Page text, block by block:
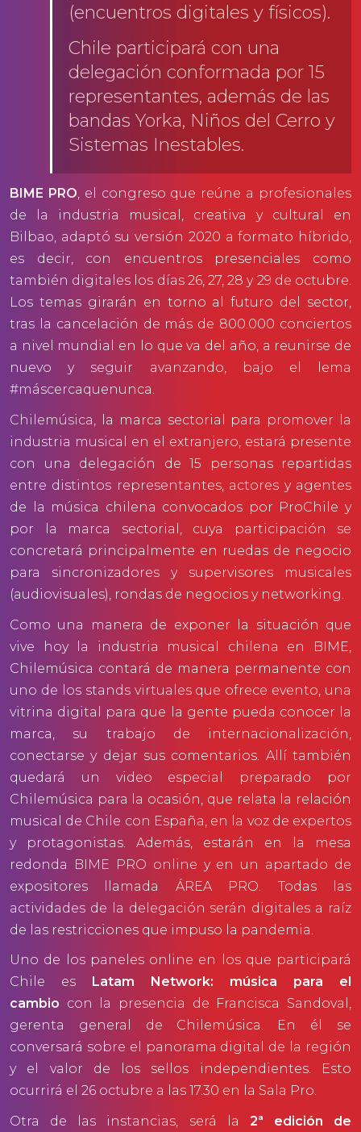
(encuentros digitales y físicos).
Chile participará con una
delegación conformada por 15
representantes, además de las
bandas Yorka, Niños del Cerro y
Sistemas Inestables.
BIME PRO, el congreso que reúne a profesionales
de la industria musical, creativa y cultural en
Bilbao, adaptó su versión 2020 a formato híbrido,
es decir, con encuentros presenciales como
también digitales los días 26, 27, 28 y 29 de octubre.
Los temas girarán en torno al futuro del sector,
tras la cancelación de más de 800.000 conciertos
a nivel mundial en lo que va del año, a reunirse de
nuevo y seguir avanzando, bajo el lema
#máscercaquenunca.
Chilemúsica, la marca sectorial para promover la
industria musical en el extranjero, estará presente
con una delegación de 15 personas repartidas
entre distintos representantes, actores y agentes
de la música chilena convocados por ProChile y
por la marca sectorial, cuya participación se
concretará principalmente en ruedas de negocio
para sincronizadores y supervisores musicales
(audiovisuales), rondas de negocios y networking.
Como una manera de exponer la situación que
vive hoy la industria musical chilena en BIME,
Chilemúsica contará de manera permanente con
uno de los stands virtuales que ofrece evento, una
vitrina digital para que la gente pueda conocer la
marca, su trabajo de internacionalización,
conectarse y dejar sus comentarios. Allí también
quedará un video especial preparado por
Chilemúsica para la ocasión, que relata la relación
musical de Chile con España, en la voz de expertos
y protagonistas. Además, estarán en la mesa
redonda
BIME PRO online y en un apartado de
expositores llamada ÁREA PRO. Todas las
actividades de la delegación serán digitales a raíz
de las restricciones que impuso la pandemia.
Uno de los paneles online en los que participará
Chile es
Latam Network: música para el
cambio con la presencia de Francisca Sandoval,
gerenta general de Chilemúsica. En él se
conversará sobre el panorama digital de la región
y el valor de los sellos independientes. Esto
ocurrirá el 26 octubre a las 17.30 en la Sala Pro.
Otra de las instancias, será la 2ª edición de